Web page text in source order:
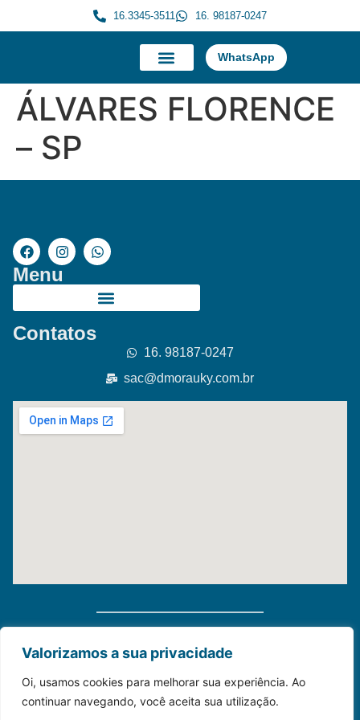
Valorizamos a sua privacidade
Oi, usamos cookies para melhorar sua experiência. Ao
continuar navegando, você aceita sua utilização.
16.3345-3511 16. 98187-0247
WhatsApp
ÁLVARES FLORENCE
– SP
Menu
Contatos
16. 98187-0247
sac@dmorauky.com.br
Distribuidora Morauky 2025. Todos Os Direitos